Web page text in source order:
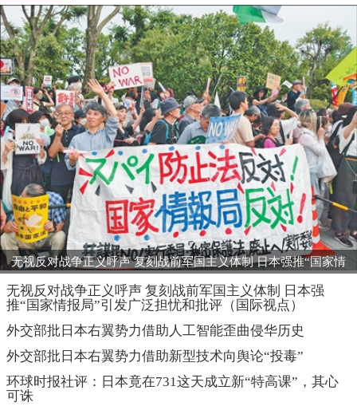
无视反对战争正义呼声 复刻战前军国主义体制 日本强推“国家情
报局”引发广泛担忧和批评（国际视点）
无视反对战争正义呼声 复刻战前军国主义体制 日本强
推“国家情报局”引发广泛担忧和批评（国际视点）
外交部批日本右翼势力借助人工智能歪曲侵华历史
外交部批日本右翼势力借助新型技术向舆论“投毒”
环球时报社评：日本竟在731这天成立新“特高课”，其心
可诛